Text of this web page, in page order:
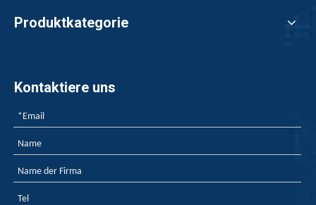
YINSU NYLON Flammes gegen Nylon Flammeshemmend?
Yinsu Nylon Flammes gegen Nylonflammhemmende?
Produktkategorie
Kontaktiere uns